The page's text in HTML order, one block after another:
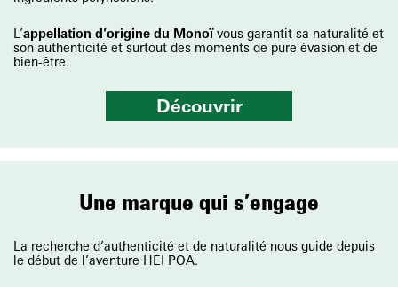
L’appellation d’origine du Monoïvous garantit sa naturalité et
son authenticité et surtout des moments de pure évasion et de
bien-être.
Découvrir
Une marque qui s’engage
La recherche d’authenticité et de naturalité nous guide depuis
le début de l’aventure HEI POA.